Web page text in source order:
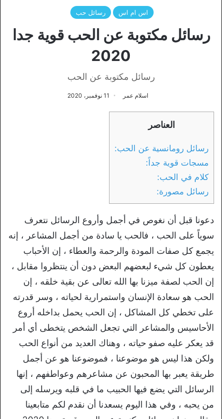
اس ام اس رسائل حب
رسائل مكتوبة عن الحب قوية جدا
2020
رسائل مكتوبة عن الحب
اسلام عمر 11 نوفمبر، 2020
العناصر
رسائل رومانسية عن الحب:
مسجات قوية جداً:
كلام في الحب:
رسائل مصورة:
دعونا قبل أن نغوص في أجمل وأروع الرسائل نتعرف
سوياً على الحب ، فالحب يا سادة من أجمل المشاعر ، إنه
يجمع كل صفات المودة والرحمة والعطاء ، إن الأحباب
يعطون كل شيء لبعضهم البعض دون أن ينتظروا مقابل ،
إن الحب لصفة ميزنا بها الله تعالى عن بقية خلقه ، إن
الحب هو سعادة الإنسان واستمرارية لحياته ، وسر قدرته
على تخطي كل المشاكل ، إن الحب يحمل بداخله أروع
الأحاسيس والمشاعر التي تجعل الشخص يتخطى أي أمر
قد يعكر عليه صفو حياته ، وهناك العديد من أنواع الحب
ولكن هذا ليس هو موضوعنا ، فموضوعنا هو عن أجمل
طريقة يعبر بها المحبون عن مشاعرهم وعواطفهم ، إنها
الرسائل التي يضع فيها الحبيب ما في قلبه ويرسله إلى
من يحبه ، وفي هذا اليوم يسعدنا أن نقدم لكم متابعينا